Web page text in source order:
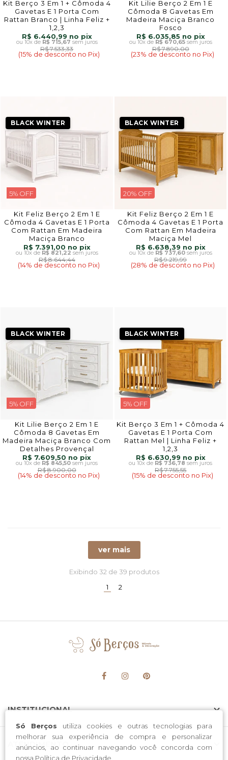
Só Berços utiliza cookies e outras tecnologias para
melhorar sua experiência de compra e personalizar
anúncios, ao continuar navegando você concorda com
nossa Política de Privacidade
Kit Berço 3 Em 1 + Cômoda 4
Gavetas E 1 Porta Com
Rattan Branco | Linha Feliz +
1,2,3
R$ 6.440,99
10xde R$ 715,67 sem juros
R$ 7.533,33
(15% de desconto no Pix)
Kit Lilie Berço 2 Em 1 E
Cômoda 8 Gavetas Em
Madeira Maciça Branco
Fosco
R$ 6.035,85
10xde R$ 670,65sem juros
R$ 7.890,00
(23% de desconto no Pix)
5% OFF
BLACK WINTER
Kit Feliz Berço 2 Em 1 E
Cômoda 4 Gavetas E 1 Porta
Com Rattan Em Madeira
Maciça Branco
R$ 7.391,00
10x de R$ 821,22 sem juros
R$ 8.644,44
(14% de desconto no Pix)
20% OFF
BLACK WINTER
Kit Feliz Berço 2 Em 1 E
Cômoda 4 Gavetas E 1 Porta
Com Rattan Em Madeira
Maciça Mel
R$ 6.638,39
10x de R$ 737,60sem juros
R$ 9.219,99
(28% de desconto no Pix)
5% OFF
BLACK WINTER
Kit Lilie Berço 2 Em 1 E
Cômoda 8 Gavetas Em
Madeira Maciça Branco Com
Detalhes Provençal
R$ 7.609,50
10x de R$ 845,50 sem juros
R$ 8.900,00
(14% de desconto no Pix)
5% OFF
BLACK WINTER
Kit Berço 3 Em 1 + Cômoda 4
Gavetas E 1 Porta Com
Rattan Mel | Linha Feliz +
1,2,3
R$ 6.630,99
10x de R$ 736,78 sem juros
R$ 7.755,55
(15% de desconto no Pix)
ver mais
Exibindo 32 de 39 produtos
1(current)
2
INSTITUCIONAL
ATENDIMENTO